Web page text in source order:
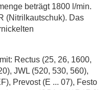
beträgt 1800 l/min.
(Nitrilkautschuk). Das
Rectus (25, 26, 1600,
JWL (520, 530, 560),
Prevost (E ... 07), Festo